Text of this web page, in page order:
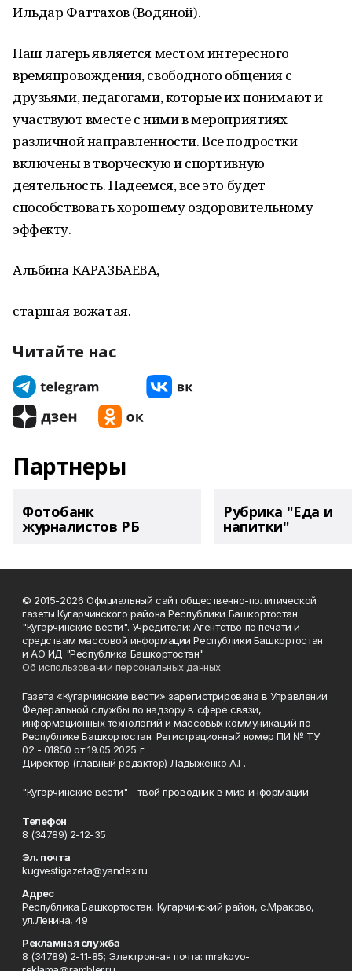
Ильдар Фаттахов (Водяной).
Наш лагерь является местом интересного
времяпровождения, свободного общения с
друзьями, педагогами, которые их понимают и
участвуют вместе с ними в мероприятиях
различной направленности. Все подростки
включены в творческую и спортивную
деятельность. Надеемся, все это будет
способствовать хорошему оздоровительному
эффекту.
Альбина КАРАЗБАЕВА,
старшая вожатая.
Читайте нас
Партнеры
Фотобанк
журналистов РБ
Рубрика "Еда и
напитки"
© 2015-2026 Официальный сайт общественно-политической
газеты Кугарчинского района Республики Башкортостан
"Кугарчинские вести". Учредители: Агентство по печати и
средствам массовой информации Республики Башкортостан
и АО ИД "Республика Башкортостан"
Об использовании персональных данных
Газета «Кугарчинские вести» зарегистрирована в Управлении
Федеральной службы по надзору в сфере связи,
информационных технологий и массовых коммуникаций по
Республике Башкортостан. Регистрационный номер ПИ № ТУ
02 - 01850 от 19.05.2025 г.
Директор (главный редактор) Ладыженко А.Г.
"Кугарчинские вести" - твой проводник в мир информации
Телефон
8 (34789) 2-12-35
Эл. почта
kugvestigazeta@yandex.ru
Адрес
Республика Башкортостан, Кугарчинский район, с.Мраково,
ул.Ленина, 49
Рекламная служба
8 (34789) 2-11-85; Электронная почта: mrakovo-